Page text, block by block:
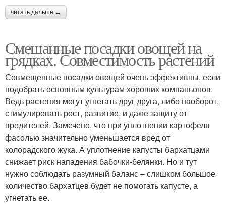
читать дальше →
Смешанные посадки овощей на
грядках. Совместимость растений
Совмещенные посадки овощей очень эффективны, если
подобрать основным культурам хороших компаньонов.
Ведь растения могут угнетать друг друга, либо наоборот,
стимулировать рост, развитие, и даже защиту от
вредителей. Замечено, что при уплотнении картофеля
фасолью значительно уменьшается вред от
колорадского жука. А уплотнение капусты бархатцами
снижает риск нападения бабочки-белянки. Но и тут
нужно соблюдать разумный баланс – слишком большое
количество бархатцев будет не помогать капусте, а
угнетать ее.